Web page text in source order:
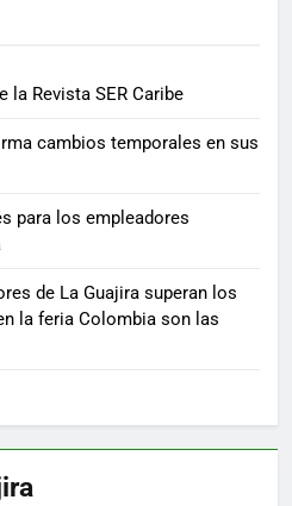
la Revista SER Caribe
cambios temporales en sus
para los empleadores
de La Guajira superan los
la feria Colombia son las